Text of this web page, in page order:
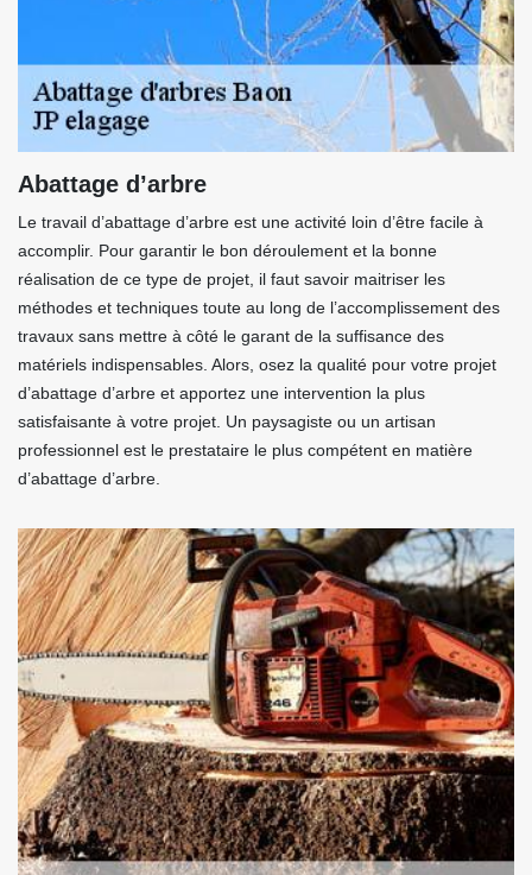
Abattage d’arbre
Le travail d’abattage d’arbre est une activité loin d’être facile à
accomplir. Pour garantir le bon déroulement et la bonne
réalisation de ce type de projet, il faut savoir maitriser les
méthodes et techniques toute au long de l’accomplissement des
travaux sans mettre à côté le garant de la suffisance des
matériels indispensables. Alors, osez la qualité pour votre projet
d’abattage d’arbre et apportez une intervention la plus
satisfaisante à votre projet. Un paysagiste ou un artisan
professionnel est le prestataire le plus compétent en matière
d’abattage d’arbre.